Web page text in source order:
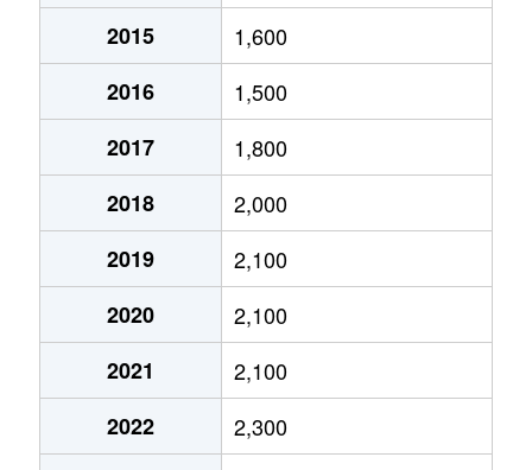
壱岐団地
1,500万円
生の松原
1,700万円
生の松原
1,800万円
1,900万円
1,800万円
2,800万円
2,500万円
2,000万円
2015
1,600
2016
1,500
2017
1,800
2018
2,000
2019
2,100
2020
2,100
2021
2,100
2022
2,300